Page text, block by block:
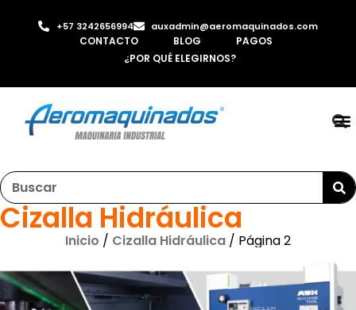
+57 3242656994 auxadmin@aeromaquinados.com
CONTACTO BLOG
PAGOS
¿POR QUÉ ELEGIRNOS?
Cizalla Hidráulica
Inicio / Cizalla Hidráulica / Página 2